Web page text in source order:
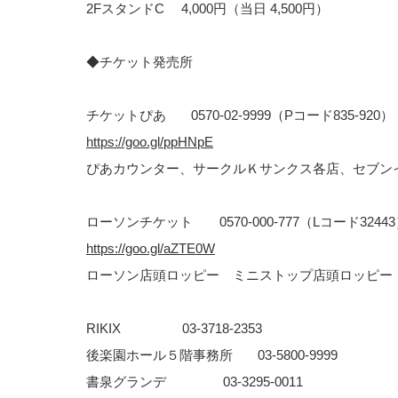
2FスタンドC 4,000円（当日 4,500円）
◆チケット発売所
チケットぴあ 0570-02-9999（Pコード835-920）
https://goo.gl/ppHNpE
ぴあカウンター、サークルＫサンクス各店、セブン
ローソンチケット 0570-000-777（Lコード32443
https://goo.gl/aZTE0W
ローソン店頭ロッピー ミニストップ店頭ロッピー
RIKIX 03-3718-2353
後楽園ホール５階事務所 03-5800-9999
書泉グランデ 03‐3295‐0011